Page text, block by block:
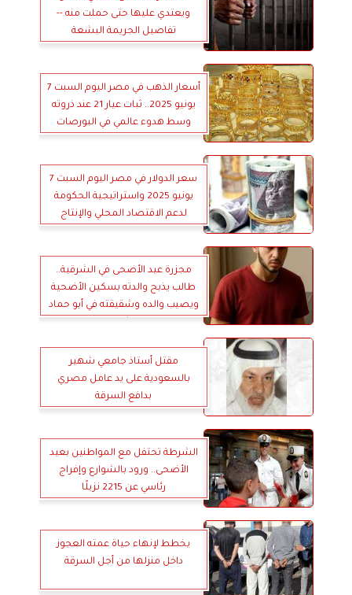
ويعتدي عليها حتى حملت منه --
تفاصيل الجريمة البشعة
أسعار الذهب في مصر اليوم السبت 7
يونيو 2025.. ثبات عيار 21 عند ذروته
وسط هدوء عالمي في البورصات
سعر الدولار في مصر اليوم السبت 7
يونيو 2025 واستراتيجية الحكومة
لدعم الاقتصاد المحلي والإنتاج
مجزرة عيد الأضحى في الشرقية..
طالب يذبح والدته بسكين الأضحية
ويصيب والده وشقيقته في أبو حماد
مقتل أستاذ جامعي شهير
بالسعودية على يد عامل مصري
بدافع السرقة
الشرطة تحتفل مع المواطنين بعيد
الأضحى.. ورود بالشوارع وإفراج
رئاسي عن 2215 نزيلًا
يخطط لإنهاء حياة عمته العجوز
داخل منزلها من أجل السرقة